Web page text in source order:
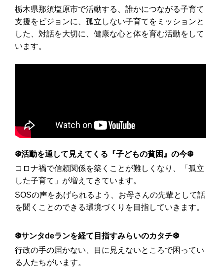
栃木県那須塩原市で活動する、誰かにつながる子育て
支援をビジョンに、孤立しない子育てをミッションと
した、対話を大切に、 健康な心と体を育む活動をして
います。
❆活動を通して見えてくる『子どもの貧困』の今❆
コロナ禍で信頼関係を築くことが難しくなり、「孤立
した子育て」が増えてきています。
SOSの声をあげられるよう、お母さんの先輩として話
を聞くことのできる環境づくりを目指していきます。
❆サンタdeランを経て目指すみらいのカタチ❆
行政の手の届かない、目に見えないところで困ってい
る人たちがいます。